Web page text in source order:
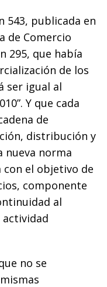
543, publicada en
de Comercio
295, que había
de los
ser igual al
Y que cada
de
distribución y
nueva norma
con el objetivo de
componente
al
no se